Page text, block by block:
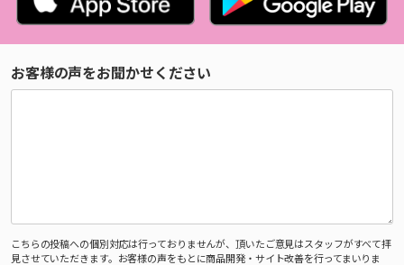
お客様の声をお聞かせください
こちらの投稿への個別対応は行っておりませんが、頂いたご意見はスタッフがすべて拝
見させていただきます。お客様の声をもとに商品開発・サイト改善を行ってまいりま